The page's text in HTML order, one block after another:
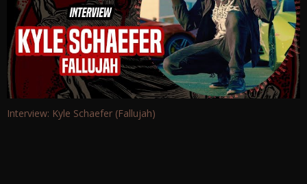
Interview: Kyle Schaefer (Fallujah)